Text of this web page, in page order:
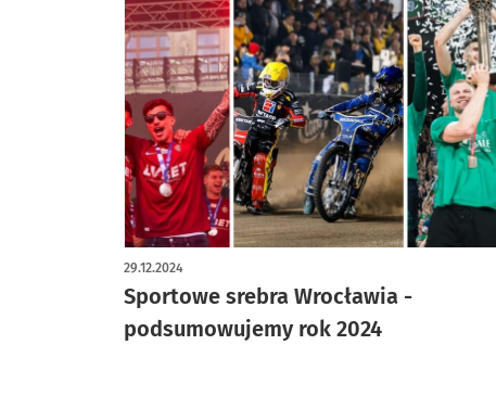
Sportowe srebra Wrocławia -
podsumowujemy rok 2024
29.12.2024